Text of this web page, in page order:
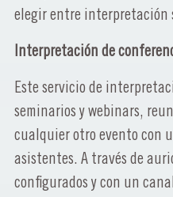
elegir entre interpretación
Interpretación de
Este servicio de
seminarios y webinars,
cualquier otro evento con
asistentes. A través de
configurados y con un